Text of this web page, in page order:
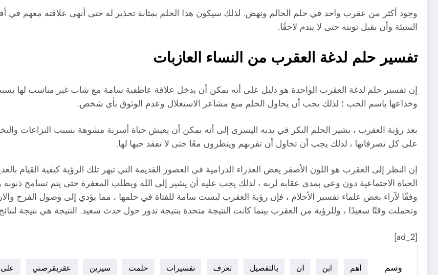
وجود أكثر من عقرب واحد في حلم الحالم ونهض. لذلك سيكون هذا الحلم بمثابة تحذير له حتى أنهى علاقته معهم
السيئة وأن يقبل توبته حتى لا يندم لاحقًا.
تفسير حلم لدغة العقرب من النساء العازبات
إن تفسير حلم لدغة العقرب الواحدة هو دليل على أنه يمكن أن يدخل علاقة عاطفية سامة مع شاب غير مناسب لها بسبب
وخداعها باسم الحب ؛ لذلك يجب أن يحاول الحلم منع مشاعر الاستغلال وعدم الوثوق بأي شخص.
بعد رؤية العقرب ، يشير الحلم البكر في يديه اليسرى إلى أنه يمكن أن يعيش حياة أسرية مشوهة بسبب النزاعات
على كل تصرفاتها ، لذلك يجب أن تحاول أن تقربهم وينظرون معًا حتى لا تفقد حبها لها.
إن النظر إلى العقرب هو اللون الأصفر يعض العذراء الدرامية في العصور القديمة التي تبهر تلك الرؤية كيفية القيام
الحياة الاجتماعية دون وعي بمدى عقابه لربه ، لذلك يجب عليه أن يشير إلى الله ويطلب المغفرة حتى يتم تسامح ذنوبه
وفقًا لآراء بعض علماء تفسير الأحلام ، فإن رؤية العقرب ليست سامة للفتاة في حلمها ، مما يؤدي إلى وصول الفرح
وتحملت وقتًا سعيدًا ، وللرؤية من العقرب بينما كانت النتيجة متحدة بنتيجة تدور حول حدث سعيد. النتيجة هي نتيجة
[ad_2]
وسم أهم ابن ان بالتفصيل تعرف تفسيرات حلمت سيرين عقربقرصني على